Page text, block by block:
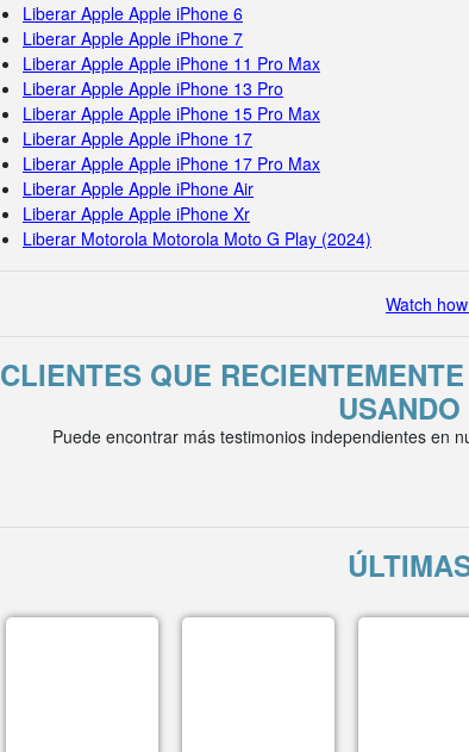
Liberar Apple Apple iPhone 6
Liberar Apple Apple iPhone 7
Liberar Apple Apple iPhone 11 Pro Max
Liberar Apple Apple iPhone 13 Pro
Liberar Apple Apple iPhone 15 Pro Max
Liberar Apple Apple iPhone 17
Liberar Apple Apple iPhone 17 Pro Max
Liberar Apple Apple iPhone Air
Liberar Apple Apple iPhone Xr
Liberar Motorola Motorola Moto G Play (2024)
Watch
CLIENTES QUE
Puede encontrar más testimonios independientes en